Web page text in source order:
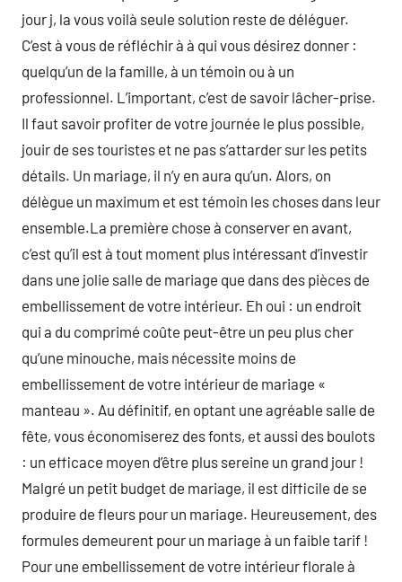
jour j, la vous voilà seule solution reste de déléguer.
C’est à vous de réfléchir à à qui vous désirez donner :
quelqu’un de la famille, à un témoin ou à un
professionnel. L’important, c’est de savoir lâcher-prise.
Il faut savoir profiter de votre journée le plus possible,
jouir de ses touristes et ne pas s’attarder sur les petits
détails. Un mariage, il n’y en aura qu’un. Alors, on
délègue un maximum et est témoin les choses dans leur
ensemble.La première chose à conserver en avant,
c’est qu’il est à tout moment plus intéressant d’investir
dans une jolie salle de mariage que dans des pièces de
embellissement de votre intérieur. Eh oui : un endroit
qui a du comprimé coûte peut-être un peu plus cher
qu’une minouche, mais nécessite moins de
embellissement de votre intérieur de mariage «
manteau ». Au définitif, en optant une agréable salle de
fête, vous économiserez des fonts, et aussi des boulots
: un efficace moyen d’être plus sereine un grand jour !
Malgré un petit budget de mariage, il est difficile de se
produire de fleurs pour un mariage. Heureusement, des
formules demeurent pour un mariage à un faible tarif !
Pour une embellissement de votre intérieur florale à